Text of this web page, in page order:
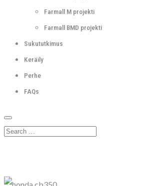
Farmall M projekti
Farmall BMD projekti
Sukututkimus
Keräily
Perhe
FAQs